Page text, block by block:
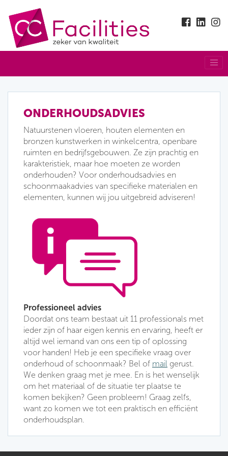
ONDERHOUDSADVIES
Natuurstenen vloeren, houten elementen en
bronzen kunstwerken in winkelcentra, openbare
ruimten en bedrijfsgebouwen. Ze zijn prachtig en
karakteristiek, maar hoe moeten ze worden
onderhouden? Voor onderhoudsadvies en
schoonmaakadvies van specifieke materialen en
elementen, kunnen wij jou uitgebreid adviseren!
Professioneel advies
Doordat ons team bestaat uit 11 professionals met
ieder zijn of haar eigen kennis en ervaring, heeft er
altijd wel iemand van ons een tip of oplossing
voor handen! Heb je een specifieke vraag over
onderhoud of schoonmaak? Bel of mail gerust.
We denken graag met je mee. En is het wenselijk
om het materiaal of de situatie ter plaatse te
komen bekijken? Geen probleem! Graag zelfs,
want zo komen we tot een praktisch en efficiënt
onderhoudsplan.